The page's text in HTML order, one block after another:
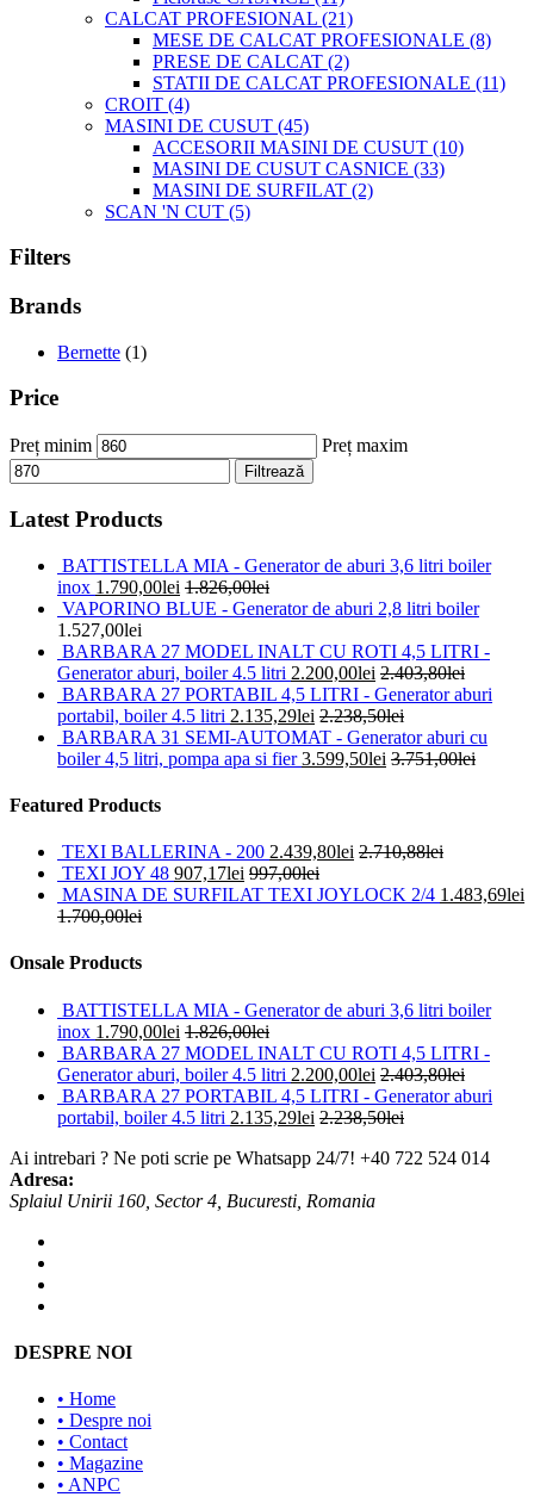
CALCAT PROFESIONAL (21)
MESE DE CALCAT PROFESIONALE (8)
PRESE DE CALCAT (2)
STATII DE CALCAT PROFESIONALE (11)
CROIT (4)
MASINI DE CUSUT (45)
ACCESORII MASINI DE CUSUT (10)
MASINI DE CUSUT CASNICE (33)
MASINI DE SURFILAT (2)
SCAN 'N CUT (5)
Filters
Brands
Bernette (1)
Price
Preț minim Preț maxim
Filtrează
Latest Products
BATTISTELLA MIA - Generator de aburi 3,6 litri boiler
inox 1.790,00lei 1.826,00lei
VAPORINO BLUE - Generator de aburi 2,8 litri boiler
1.527,00lei
BARBARA 27 MODEL INALT CU ROTI 4,5 LITRI -
Generator aburi, boiler 4.5 litri 2.200,00lei 2.403,80lei
BARBARA 27 PORTABIL 4,5 LITRI - Generator aburi
portabil, boiler 4.5 litri 2.135,29lei 2.238,50lei
BARBARA 31 SEMI-AUTOMAT - Generator aburi cu
boiler 4,5 litri, pompa apa si fier 3.599,50lei 3.751,00lei
Featured Products
TEXI BALLERINA - 200 2.439,80lei 2.710,88lei
TEXI JOY 48 907,17lei 997,00lei
MASINA DE SURFILAT TEXI JOYLOCK 2/4 1.483,69lei
1.700,00lei
Onsale Products
BATTISTELLA MIA - Generator de aburi 3,6 litri boiler
inox 1.790,00lei 1.826,00lei
BARBARA 27 MODEL INALT CU ROTI 4,5 LITRI -
Generator aburi, boiler 4.5 litri 2.200,00lei 2.403,80lei
BARBARA 27 PORTABIL 4,5 LITRI - Generator aburi
portabil, boiler 4.5 litri 2.135,29lei 2.238,50lei
Ai intrebari ? Ne poti scrie pe Whatsapp 24/7! +40 722 524 014
Adresa:
Splaiul Unirii 160, Sector 4, Bucuresti, Romania
DESPRE NOI
• Home
• Despre noi
• Contact
• Magazine
• ANPC